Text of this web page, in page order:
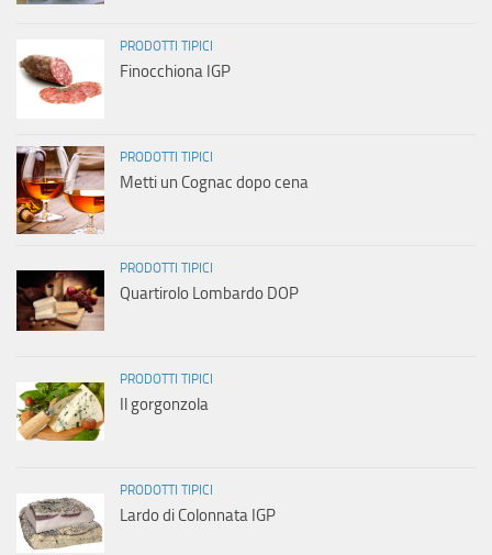
PRODOTTI TIPICI
Finocchiona IGP
PRODOTTI TIPICI
Metti un Cognac dopo cena
PRODOTTI TIPICI
Quartirolo Lombardo DOP
PRODOTTI TIPICI
Il gorgonzola
PRODOTTI TIPICI
Lardo di Colonnata IGP